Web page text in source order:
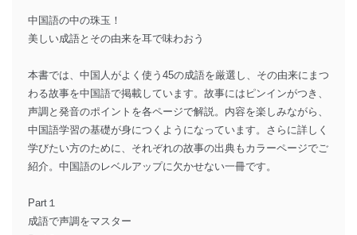
中国語の中の珠玉！
美しい成語とその由来を耳で味わおう
本書では、中国人がよく使う45の成語を厳選し、その由来にまつ
わる故事を中国語で掲載しています。故事にはピンインがつき、
声調と発音のポイントを各ページで解説。内容を楽しみながら、
中国語学習の基礎が身につくようになっています。さらに詳しく
学びたい方のために、それぞれの故事の出典もカラーページでご
紹介。中国語のレベルアップに欠かせない一冊です。
Part１
成語で声調をマスター